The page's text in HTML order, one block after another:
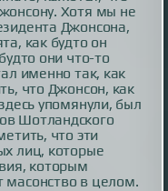
Хотя мы не
Джонсона,
как будто он
они что-то
именно так, как
что Джонсон, как
упомянули, был
Шотландского
что эти
лиц, которые
которым
масонство в целом.